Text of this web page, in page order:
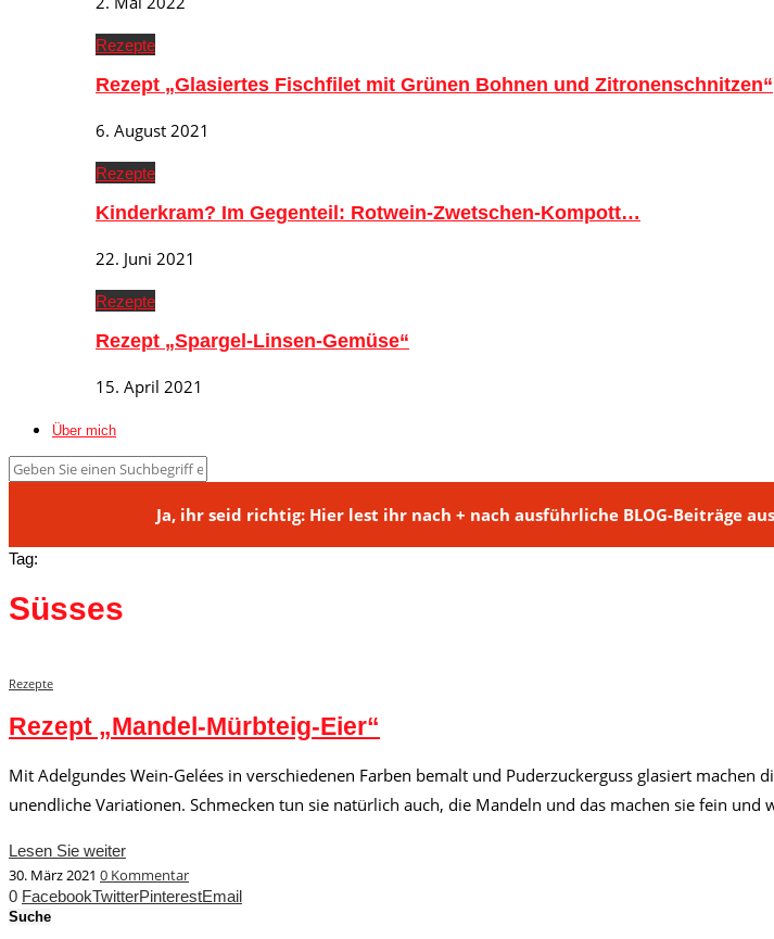
Rezepte
Rezept „Glasiertes Fischfilet mit Grünen Bohnen und Zitronenschnitzen“
6. August 2021
Rezepte
Kinderkram? Im Gegenteil: Rotwein-Zwetschen-Kompott…
22. Juni 2021
Rezepte
Rezept „Spargel-Linsen-Gemüse“
15. April 2021
Über mich
Ja, ihr seid richtig: Hier lest ihr nach + nach ausführliche BLOG-Beiträge
Tag:
Süsses
Rezepte
Rezept „Mandel-Mürbteig-Eier“
Mit Adelgundes Wein-Gelées in verschiedenen Farben bemalt und Puderzuckerguss glasiert
unendliche Variationen. Schmecken tun sie natürlich auch, die Mandeln und das machen sie fein
Lesen Sie weiter
30. März 2021 0 Kommentar
0 FacebookTwitterPinterestEmail
Suche